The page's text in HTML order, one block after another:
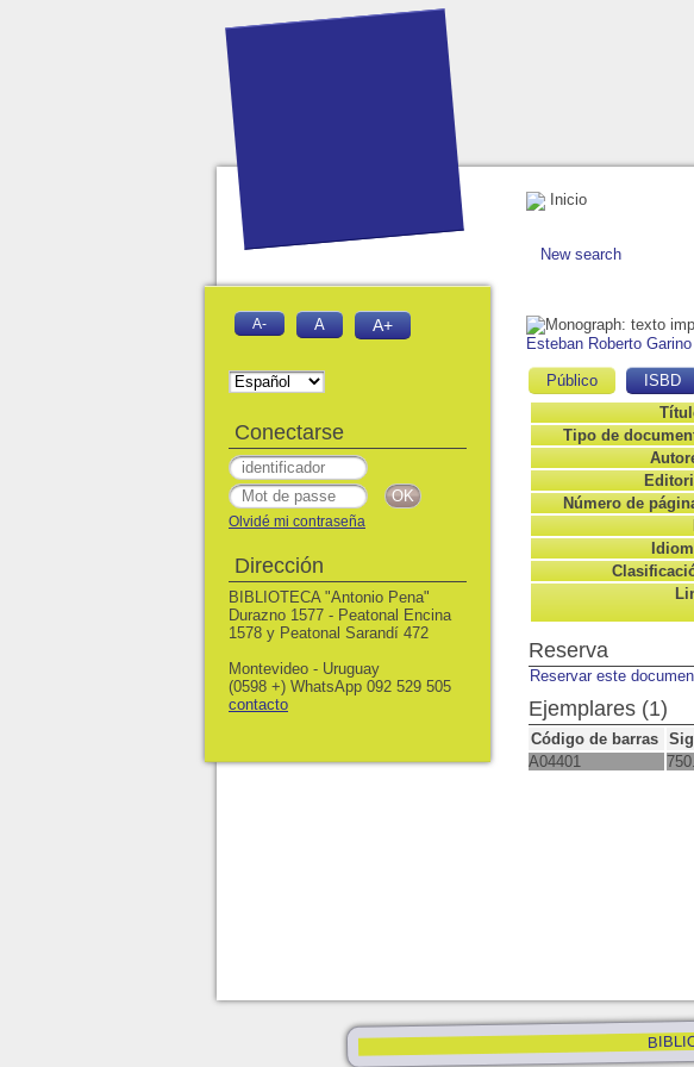
Inicio
New search
Esteban Roberto Garino
Público
ISBD
Tipo de
Número de
Reserva
Reservar este
Ejemplares (1)
Código de barras
A04401
A- A A+
Conectarse
Olvidé mi contraseña
Dirección
BIBLIOTECA "Antonio Pena"
Durazno 1577 - Peatonal Encina
1578 y Peatonal Sarandí 472
Montevideo - Uruguay
(0598 +) WhatsApp 092 529 505
contacto